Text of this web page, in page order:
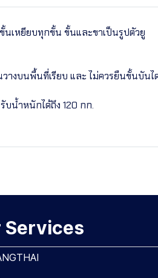
นเหยียบทุกขั้น ขั้นและขาเป็นรูปตัวยู
บนพื้นที่เรียบ และ ไม่ควรยืนขั้นบันไ
บน้ำหนักได้ถึง 120 กก.
Services